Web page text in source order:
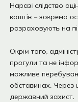
Наразі слідство
коштів – зокрема
розраховують на
Окрім того,
прогули та не
можливе
обставинах. Через
державний захист.